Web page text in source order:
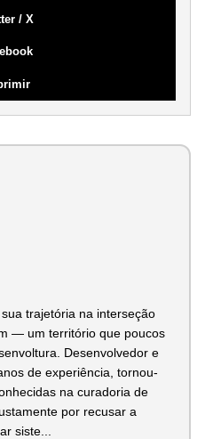
/ X
trajetória na interseção
— um território que poucos
Desenvolvedor e
de experiência, tornou-
na curadoria de
por recusar a
siste...